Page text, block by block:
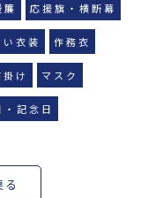
簾 応援旗・横断幕
衣装 作務衣
け マスク
記念日